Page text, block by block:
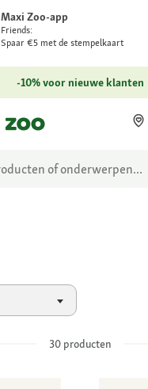
Maxi Zoo-app
Friends:
Spaar €5 met de stempelkaart
-10% voor nieuwe klanten
30producten